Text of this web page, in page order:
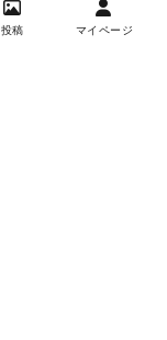
投稿 マイページ